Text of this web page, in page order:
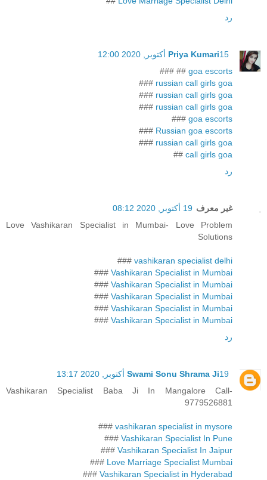
رد
Priya Kumari15 أكتوبر, 2020 12:00
goa escorts
## ###
russian call girls goa
###
russian call girls goa
###
russian call girls goa
###
goa escorts
###
Russian goa escorts
###
russian call girls goa
###
call girls goa
##
رد
غير معرف 19 أكتوبر, 2020 08:12
Love Vashikaran Specialist in Mumbai- Love Problem
Solutions
vashikaran specialist delhi
###
Vashikaran Specialist in Mumbai
###
Vashikaran Specialist in Mumbai
###
Vashikaran Specialist in Mumbai
###
Vashikaran Specialist in Mumbai
###
Vashikaran Specialist in Mumbai
###
رد
Swami Sonu Shrama Ji19 أكتوبر, 2020 13:17
Vashikaran Specialist Baba Ji In Mangalore Call-
9779526881
vashikaran specialist in mysore
###
Vashikaran Specialist In Pune
###
Vashikaran Specialist In Jaipur
###
Love Marriage Specialist Mumbai
###
Vashikaran Specialist in Hyderabad
###